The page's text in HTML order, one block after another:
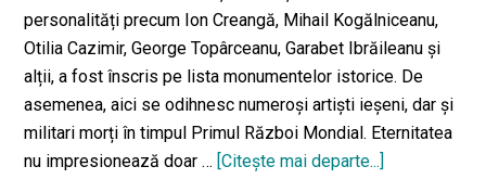
personalități precum Ion Creangă, Mihail Kogălniceanu,
Otilia Cazimir, George Topârceanu, Garabet Ibrăileanu și
alții, a fost înscris pe lista monumentelor istorice. De
asemenea, aici se odihnesc numeroși artiști ieșeni, dar și
militari morți în timpul Primul Război Mondial. Eternitatea
nu impresionează doar … [Citeşte mai departe...]